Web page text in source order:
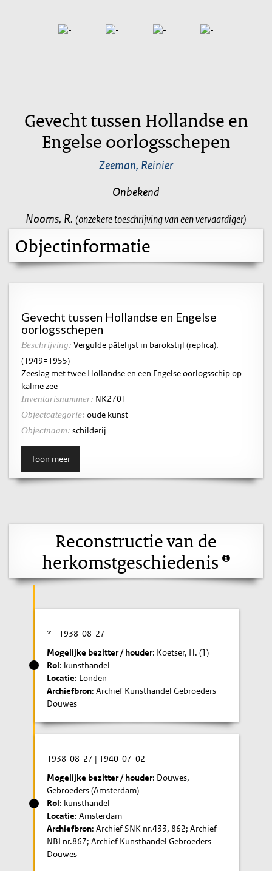
Gevecht tussen Hollandse en
Engelse oorlogsschepen
Zeeman, Reinier
Onbekend
Nooms, R. (onzekere toeschrijving van een vervaardiger)
Objectinformatie
Gevecht tussen Hollandse en Engelse
oorlogsschepen
Beschrijving: Vergulde pâtelijst in barokstijl (replica).
(1949=1955)
Zeeslag met twee Hollandse en een Engelse oorlogsschip op
kalme zee
Inventarisnummer: NK2701
Objectcategorie: oude kunst
Objectnaam: schilderij
Toon meer
Reconstructie van de
herkomstgeschiedenis
* - 1938-08-27
Mogelijke bezitter / houder: Koetser, H. (1)
Rol: kunsthandel
Locatie: Londen
Archiefbron: Archief Kunsthandel Gebroeders
Douwes
1938-08-27 | 1940-07-02
Mogelijke bezitter / houder: Douwes,
Gebroeders (Amsterdam)
Rol: kunsthandel
Locatie: Amsterdam
Archiefbron: Archief SNK nr.433, 862; Archief
NBI nr.867; Archief Kunsthandel Gebroeders
Douwes